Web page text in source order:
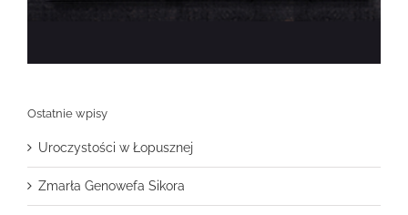
Ostatnie wpisy
Uroczystości w Łopusznej
Zmarła Genowefa Sikora